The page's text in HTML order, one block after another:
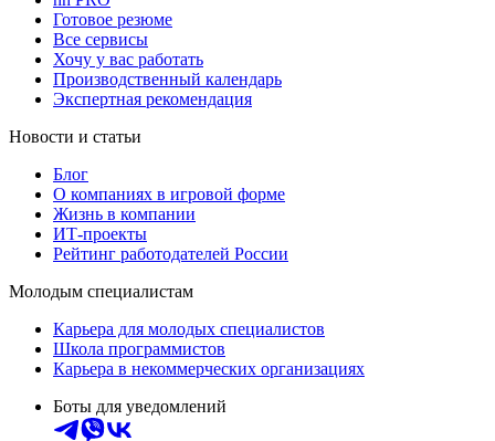
Готовое резюме
Все сервисы
Хочу у вас работать
Производственный календарь
Экспертная рекомендация
Новости и статьи
Блог
О компаниях в игровой форме
Жизнь в компании
ИТ-проекты
Рейтинг работодателей России
Молодым специалистам
Карьера для молодых специалистов
Школа программистов
Карьера в некоммерческих организациях
Боты для уведомлений